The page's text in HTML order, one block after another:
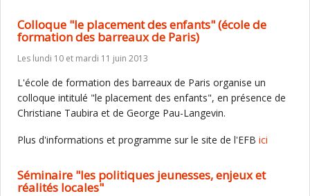
Colloque "le placement des enfants" (école de
formation des barreaux de Paris)
Les lundi 10 et mardi 11 juin 2013
L'école de formation des barreaux de Paris organise un
colloque intitulé "le placement des enfants", en présence de
Christiane Taubira et de George Pau-Langevin.
Plus d'informations et programme sur le site de l'EFB ici
Séminaire "les politiques jeunesses, enjeux et
réalités locales"